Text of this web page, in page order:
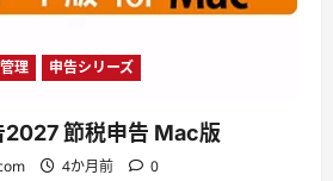
理 申告シリーズ
2027 節税申告 Mac版
4か月前 0